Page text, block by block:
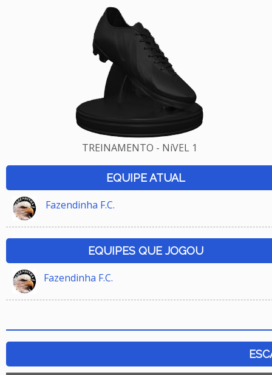
TREINAMENTO - NíVEL 1
EQUIPE ATUAL
Fazendinha F.C.
EQUIPES QUE JOGOU
Fazendinha F.C.